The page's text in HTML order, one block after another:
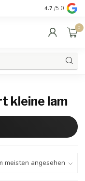
Qualität und
4.7 /5.0
0
kleine lam